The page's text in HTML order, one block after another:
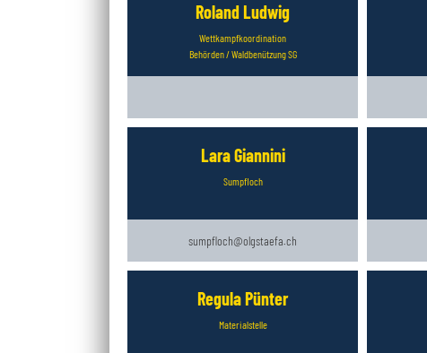
Roland Ludwig
Wettkampfkoordination
Behörden / Waldbenützung SG
Lara Giannini
Sumpfloch
sumpfloch@olgstaefa.ch
Regula Pünter
Materialstelle